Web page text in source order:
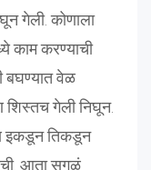
गेली. कोणाला
काम करण्याची
बघण्यात वेळ
शिस्तच गेली निघून.
इकडून तिकडून
आता सगळं